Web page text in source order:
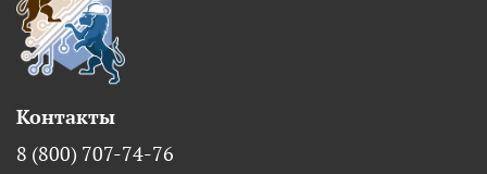
Контакты
8 (800) 707-74-76